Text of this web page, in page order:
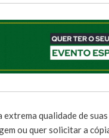
extrema qualidade de
ou quer solicitar a